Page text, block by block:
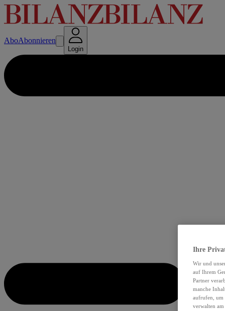
AboAbonnieren
Login
Ihre
Wir und
auf Ihrem
Partner
manche
aufrufen, um
verwalten